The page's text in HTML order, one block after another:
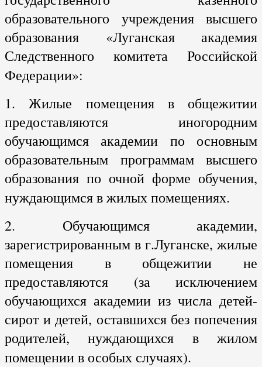
образовательного учреждения высшего
образования «Луганская академия
Следственного комитета Российской
Федерации»:
1. Жилые помещения в общежитии
предоставляются иногородним
обучающимся академии по основным
образовательным программам высшего
образования по очной форме обучения,
нуждающимся в жилых помещениях.
2. Обучающимся академии,
зарегистрированным в г.Луганске, жилые
помещения в общежитии не
предоставляются (за исключением
обучающихся академии из числа детей-
сирот и детей, оставшихся без попечения
родителей, нуждающихся в жилом
помещении в особых случаях).